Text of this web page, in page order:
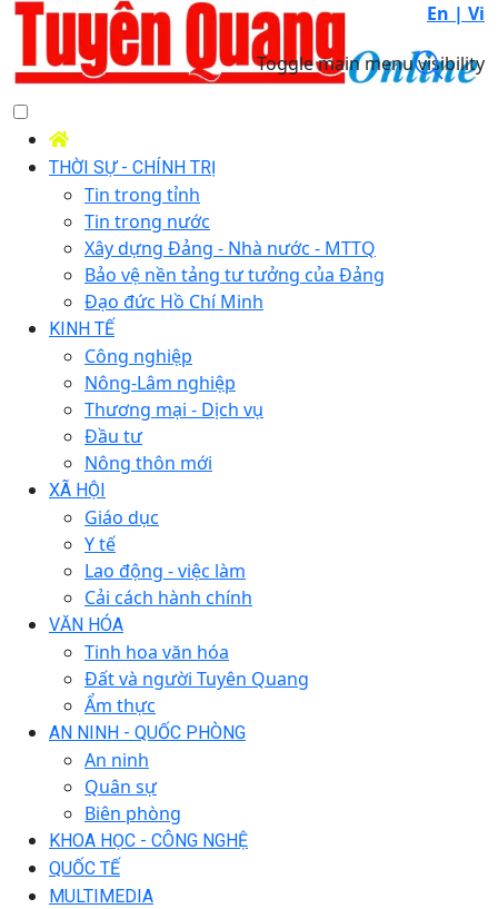
En | Vi
Toggle main menu visibility
THỜI SỰ - CHÍNH TRỊ
Tin trong tỉnh
Tin trong nước
Xây dựng Đảng - Nhà nước - MTTQ
Bảo vệ nền tảng tư tưởng của Đảng
Đạo đức Hồ Chí Minh
KINH TẾ
Công nghiệp
Nông-Lâm nghiệp
Thương mại - Dịch vụ
Đầu tư
Nông thôn mới
XÃ HỘI
Giáo dục
Y tế
Lao động - việc làm
Cải cách hành chính
VĂN HÓA
Tinh hoa văn hóa
Đất và người Tuyên Quang
Ẩm thực
AN NINH - QUỐC PHÒNG
An ninh
Quân sự
Biên phòng
KHOA HỌC - CÔNG NGHỆ
QUỐC TẾ
MULTIMEDIA